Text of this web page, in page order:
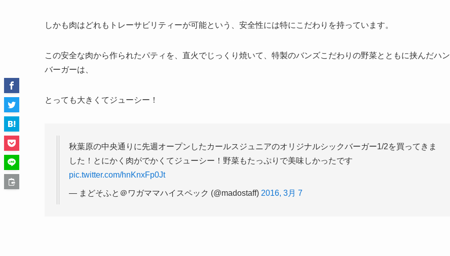
しかも肉はどれもトレーサビリティーが可能という、安全性には特にこだわりを持っています。
この安全な肉から作られたパティを、直火でじっくり焼いて、特製のバンズこだわりの野菜とともに挟んだハン
バーガーは、
とっても大きくてジューシー！
秋葉原の中央通りに先週オープンしたカールスジュニアのオリジナルシックバーガー1/2を買ってきま
した！とにかく肉がでかくてジューシー！野菜もたっぷりで美味しかったです
pic.twitter.com/hnKnxFp0Jt
— まどそふと＠ワガママハイスペック (@madostaff) 2016, 3月 7